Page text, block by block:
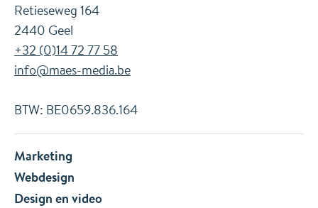
Retieseweg 164
2440 Geel
+32 (0)14 72 77 58
info@maes-media.be
BTW: BE0659.836.164
Marketing
Webdesign
Designenvideo